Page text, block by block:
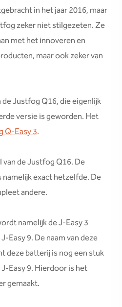
in het jaar 2016, maar
zeker niet stilgezeten. Ze
met het innoveren en
maar ook zeker van
Justfog Q16, die eigenlijk
versie is geworden. Het
Q-Easy 3.
de Justfog Q16. De
exact hetzelfde. De
andere.
namelijk de J-Easy 3
Easy 9. De naam van deze
deze batterij is nog een stuk
Easy 9. Hierdoor is het
gemaakt.